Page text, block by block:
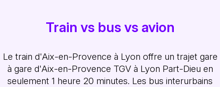
Train vs bus vs avion
Le train d'Aix-en-Provence à Lyon offre un trajet gare
à gare d'Aix-en-Provence TGV à Lyon Part-Dieu en
seulement 1 heure 20 minutes. Les bus interurbains